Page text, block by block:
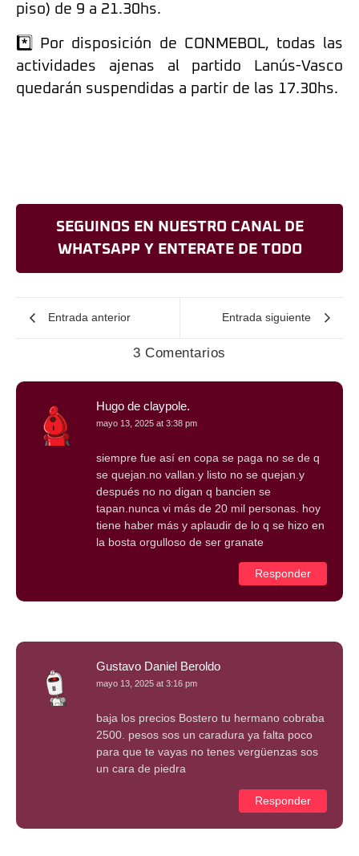
piso) de 9 a 21.30hs.
*️⃣ Por disposición de CONMEBOL, todas las
actividades ajenas al partido Lanús-Vasco
quedarán suspendidas a partir de las 17.30hs.
SEGUINOS EN NUESTRO CANAL DE
WHATSAPP Y ENTERATE DE TODO
Entrada anterior Entrada siguiente
3 Comentarios
Hugo de claypole.
mayo 13, 2025 at 3:38 pm
siempre fue así en copa se paga no se de q
se quejan.no vallan.y listo no se quejan.y
después no no digan q bancien se
tapan.nunca vi más de 20 mil personas. hoy
tiene haber más y aplaudir de lo q se hizo en
la bosta orgulloso de ser granate
Responder
Gustavo Daniel Beroldo
mayo 13, 2025 at 3:16 pm
baja los precios Bostero tu hermano cobraba
2500. pesos sos un caradura ya falta poco
para que te vayas no tenes vergüenzas sos
un cara de piedra
Responder